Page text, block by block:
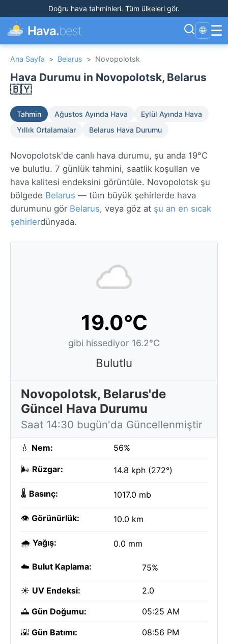
Doğru hava tahminleri. Tüm ülkeleri gör.
Hava.best 🌐 ☰
Ana Sayfa > Belarus > Novopolotsk
Hava Durumu in Novopolotsk, Belarus
🇧🇾
Tahmin Ağustos Ayında Hava
Eylül Ayında Hava
Yıllık Ortalamalar
Belarus Hava Durumu
Novopolotsk'de canlı hava durumu, şu anda 19°C
ve bulutlu. 7 günlük tahmini, saatlik koşulları ve
hava kalitesi endeksini görüntüle. Novopolotsk şu
bölgede Belarus — tüm büyük şehirlerde hava
durumunu gör Belarus, veya göz at şu an en sıcak
şehirlerdünyada.
19.0°C
gibi hissediyor 16.2°C
Bulutlu
Novopolotsk, Belarus'de
Güncel Hava Durumu
Saat 14:30 bugün'da Güncellenmiştir
💧 Nem: 56%
🌬️ Rüzgar: 14.8 kph (272°)
🌡️ Basınç: 1017.0 mb
👁️ Görünürlük: 10.0 km
🌧️ Yağış: 0.0 mm
☁️ Bulut Kaplama: 75%
☀️ UV Endeksi: 2.0
🌅 Gün Doğumu: 05:25 AM
🌇 Gün Batımı: 08:56 PM